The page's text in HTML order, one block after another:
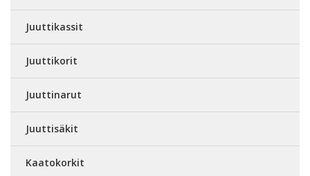
Juuttikassit
Juuttikorit
Juuttinarut
Juuttisäkit
Kaatokorkit